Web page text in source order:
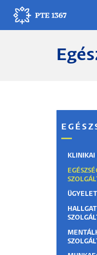
tartalomra
Egyetemünk
Gyógyítás
Egyetemi élet
Adminisztráció
Munkatársak
Hallgatók
KLINIKAI